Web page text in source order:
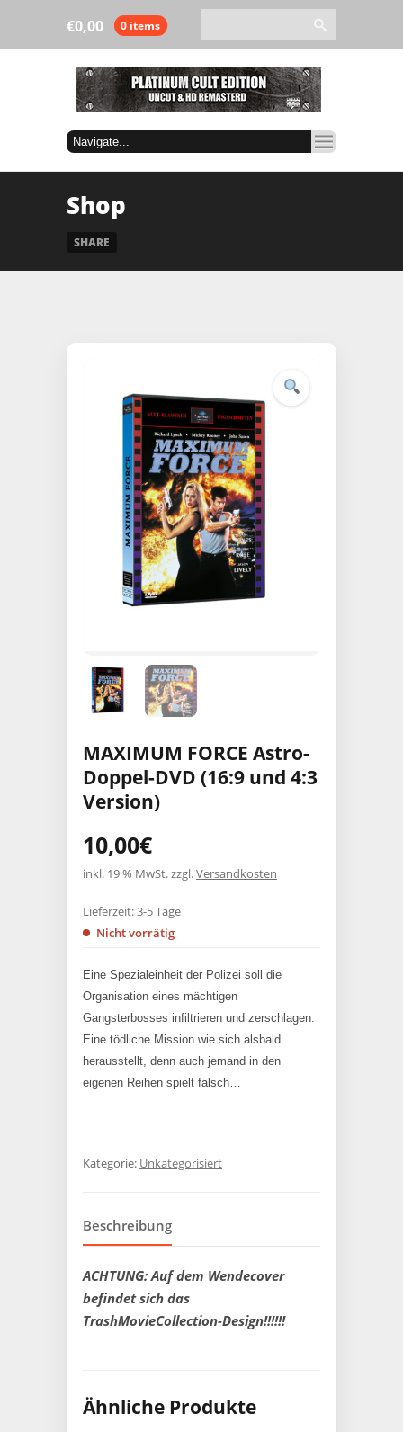
0,00
€ 0 items
Shop
SHARE
MAXIMUM FORCE Astro-
Doppel-DVD (16:9 und 4:3
Version)
10,00€
inkl. 19 % MwSt.zzgl.Versandkosten
Eine Spezialeinheit der Polizei soll die
Organisation eines mächtigen
Gangsterbosses infiltrieren und zerschlagen.
Eine tödliche Mission wie sich alsbald
herausstellt, denn auch jemand in den
eigenen Reihen spielt falsch…
Lieferzeit:3-5 Tage
Nicht vorrätig
Kategorie: Unkategorisiert
Beschreibung
ACHTUNG: Auf dem Wendecover
befindet sich das
TrashMovieCollection-Design!!!!!!
Ähnliche Produkte